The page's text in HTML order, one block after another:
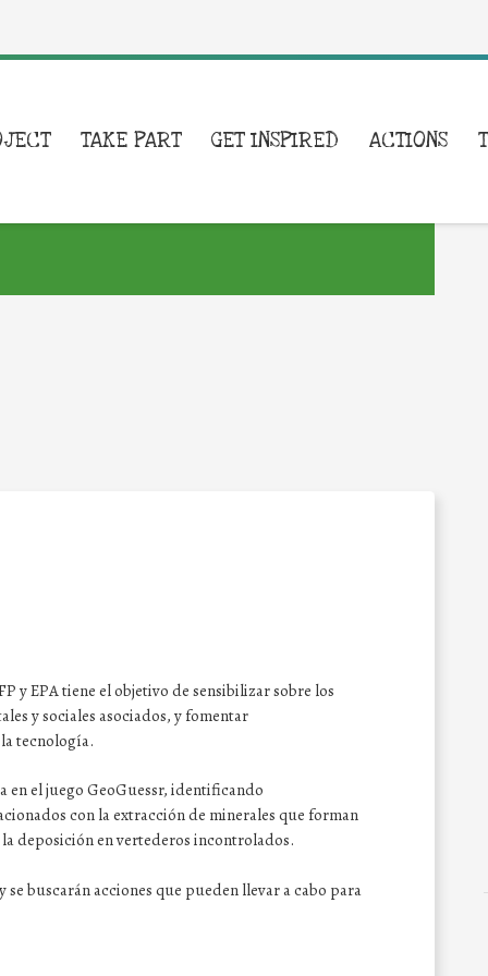
TAKE PART GET INSPIRED ACTIONS
y EPA tiene el objetivo de sensibilizar sobre los
y sociales asociados, y fomentar
tecnología.
en el juego GeoGuessr, identificando
con la extracción de minerales que forman
deposición en vertederos incontrolados.
se buscaránacciones que pueden llevar a cabo para